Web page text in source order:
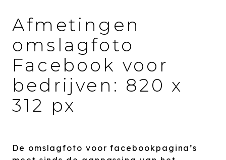
Afmetingen
omslagfoto
Facebook voor
bedrijven: 820 x
312 px
De omslagfoto voor facebookpagina’s